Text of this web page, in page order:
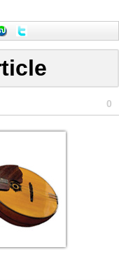
0